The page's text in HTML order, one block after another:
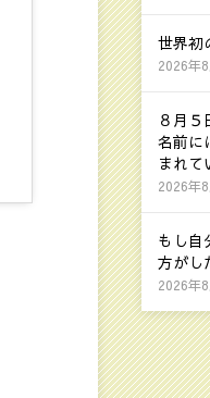
世界初
2026年
８月
名前に
まれて
2026年
もし自
方がし
2026年